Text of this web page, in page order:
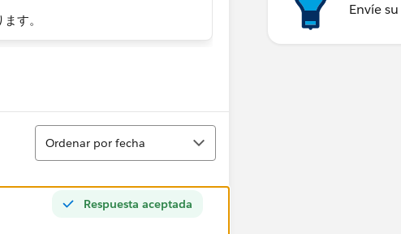
す。
Ordenar
Ordenar por fecha
Respuesta aceptada
Envíe